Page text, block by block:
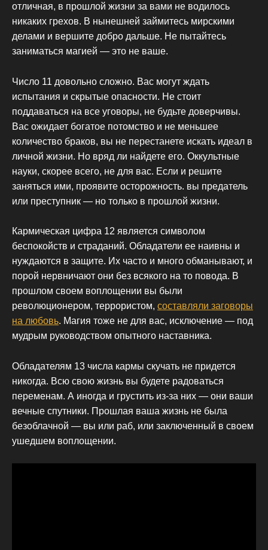
отличная, в прошлой жизни за вами не водилось
никаких грехов. В нынешней займитесь мирскими
делами и вершите добро дальше. Не пытайтесь
заниматься магией — это не ваше.
Число 11 довольно сложно. Вас могут ждать
испытания и скрытые опасности. Не стоит
поддаваться на все уговоры, не будьте доверчивы.
Вас ожидает богатое потомство и не меньшее
количество браков, вы не перестанете искать идеал в
личной жизни. Но вряд ли найдете его. Оккультные
науки, скорее всего, не для вас. Если и решите
заняться ими, проявите осторожность. вы предатель
или преступник — но только в прошлой жизни.
Кармическая цифра 12 является символом
беспокойств и страданий. Обладатели ее наивны и
нуждаются в защите. Их часто и много обманывают, и
порой нервничают они без всякого на то повода. В
прошлом своем воплощении вы были
революционером, террористом, составляли заговоры
на любовь. Магия тоже не для вас, исключение — под
мудрым руководством опытного наставника.
Обладателям 13 числа кармы скучать не придется
никогда. Всю свою жизнь вы будете радоваться
переменам. А иногда и грустить из-за них — они ваши
вечные спутники. Прошлая ваша жизнь не была
безоблачной — вы или раб, или заключенный в своем
ушедшем воплощении.